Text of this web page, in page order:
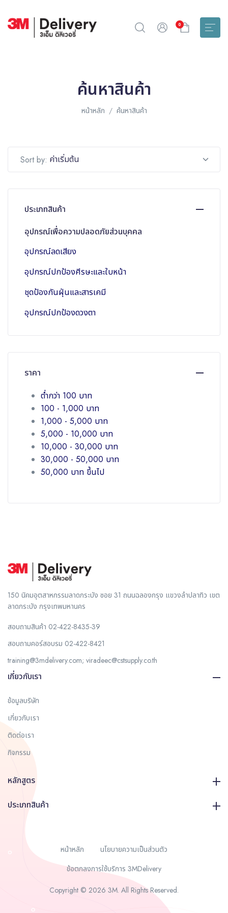
0
ค้นหาสินค้า
หน้าหลัก ค้นหาสินค้า
Sort by: ค่าเริ่มต้น
ประเภทสินค้า
อุปกรณ์เพื่อความปลอดภัยส่วนบุคคล
อุปกรณ์ลดเสียง
อุปกรณ์ปกป้องศีรษะและใบหน้า
ชุดป้องกันฝุ่นและสารเคมี
อุปกรณ์ปกป้องดวงตา
ราคา
ต่ำกว่า 100 บาท
100 - 1,000 บาท
1,000 - 5,000 บาท
5,000 - 10,000 บาท
10,000 - 30,000 บาท
30,000 - 50,000 บาท
50,000 บาท ขึ้นไป
150 นิคมอุตสาหกรรมลาดกระบัง ซอย 31 ถนนฉลองกรุง แขวงลำปลาทิว เขต
ลาดกระบัง กรุงเทพมหานคร
สอบถามสินค้า 02-422-8435-39
สอบถามคอร์สอบรม 02-422-8421
training@3mdelivery.com; viradeec@cstsupply.co.th
เกี่ยวกับเรา
ข้อมูลบริษัท
เกี่ยวกับเรา
ติดต่อเรา
กิจกรรม
หลักสูตร
ประเภทสินค้า
Copyright © 2026 3M. All Rights Reserved.
หน้าหลัก
นโยบายความเป็นส่วนตัว
ข้อตกลงการใช้บริการ 3MDelivery